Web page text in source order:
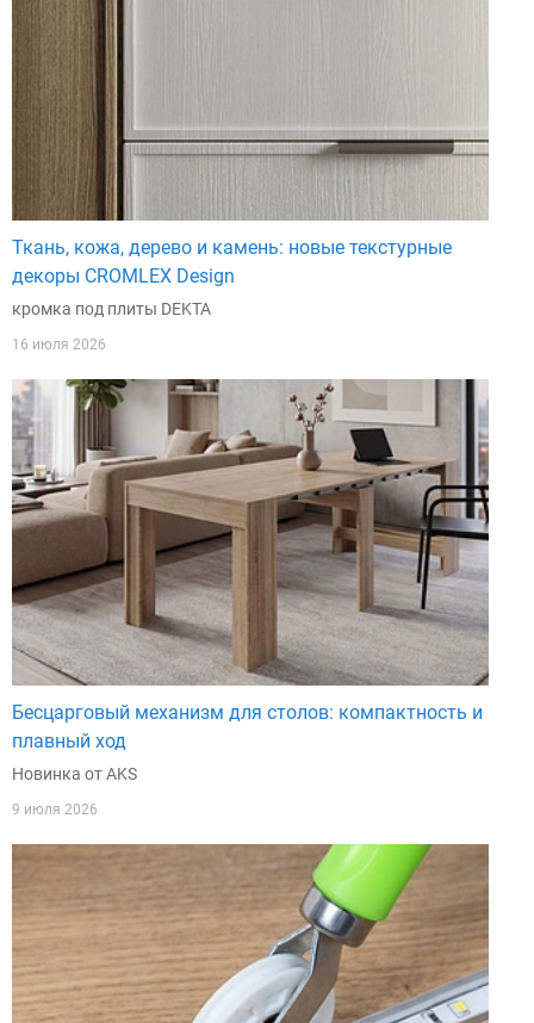
Ткань, кожа, дерево и камень: новые текстурные
декоры CROMLEX Design
кромка под плиты DEKTA
16 июля 2026
Бесцарговый механизм для столов: компактность и
плавный ход
Новинка от AKS
9 июля 2026